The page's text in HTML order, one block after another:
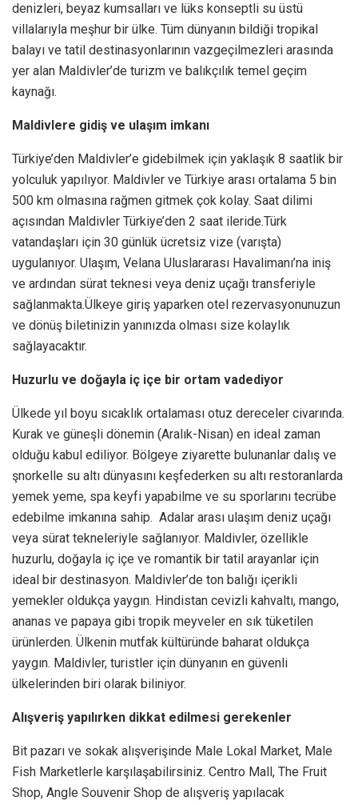
denizleri, beyaz kumsalları ve lüks konseptli su üstü
villalarıyla meşhur bir ülke. Tüm dünyanın bildiği tropikal
balayı ve tatil destinasyonlarının vazgeçilmezleri arasında
yer alan Maldivler’de turizm ve balıkçılık temel geçim
kaynağı.
Maldivlere gidiş ve ulaşım imkanı
Türkiye’den Maldivler’e gidebilmek için yaklaşık 8 saatlik bir
yolculuk yapılıyor. Maldivler ve Türkiye arası ortalama 5 bin
500 km olmasına rağmen gitmek çok kolay. Saat dilimi
açısından Maldivler Türkiye’den 2 saat ileride.Türk
vatandaşları için 30 günlük ücretsiz vize (varışta)
uygulanıyor. Ulaşım, Velana Uluslararası Havalimanı’na iniş
ve ardından sürat teknesi veya deniz uçağı transferiyle
sağlanmakta.Ülkeye giriş yaparken otel rezervasyonunuzun
ve dönüş biletinizin yanınızda olması size kolaylık
sağlayacaktır.
Huzurlu ve doğayla iç içe bir ortam vadediyor
Ülkede yıl boyu sıcaklık ortalaması otuz dereceler civarında.
Kurak ve güneşli dönemin (Aralık-Nisan) en ideal zaman
olduğu kabul ediliyor. Bölgeye ziyarette bulunanlar dalış ve
şnorkelle su altı dünyasını keşfederken su altı restoranlarda
yemek yeme, spa keyfi yapabilme ve su sporlarını tecrübe
edebilme imkanına sahip. Adalar arası ulaşım deniz uçağı
veya sürat tekneleriyle sağlanıyor. Maldivler, özellikle
huzurlu, doğayla iç içe ve romantik bir tatil arayanlar için
ideal bir destinasyon. Maldivler’de ton balığı içerikli
yemekler oldukça yaygın. Hindistan cevizli kahvaltı, mango,
ananas ve papaya gibi tropik meyveler en sık tüketilen
ürünlerden. Ülkenin mutfak kültüründe baharat oldukça
yaygın. Maldivler, turistler için dünyanın en güvenli
ülkelerinden biri olarak biliniyor.
Alışveriş yapılırken dikkat edilmesi gerekenler
Bit pazarı ve sokak alışverişinde Male Lokal Market, Male
Fish Marketlerle karşılaşabilirsiniz. Centro Mall, The Fruit
Shop, Angle Souvenir Shop de alışveriş yapılacak